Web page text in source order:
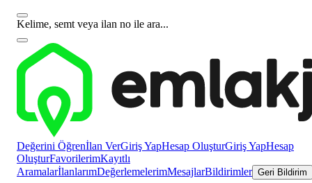
Kelime, semt veya ilan no ile ara...
Değerini Öğrenİlan VerGiriş YapHesap OluşturGiriş YapHesap
OluşturFavorilerimKayıtlı
AramalarİlanlarımDeğerlemelerimMesajlarBildirimler Geri Bildirim